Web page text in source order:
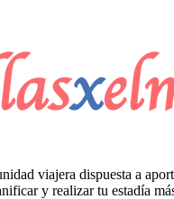
viajera dispuesta a
y realizar tu estadía